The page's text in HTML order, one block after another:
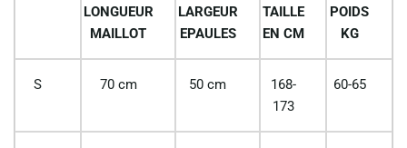
LONGUEUR
MAILLOT
LARGEUR
EPAULES
TAILLE
EN CM
POIDS
KG
S 70 cm 50 cm
168-
173
60-65